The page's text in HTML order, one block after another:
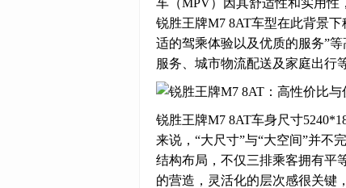
车（MPV）因其舒适性和实用性
锐胜王牌M7 8AT车型在此背景
适的驾乘体验以及优质的服务”
服务、城市物流配送及家庭出行
锐胜王牌M7 8AT车身尺寸
来说，“大尺寸”与“大空间”并不
结构布局，不仅三排乘客拥有平
的营造，灵活化的层次感很关键